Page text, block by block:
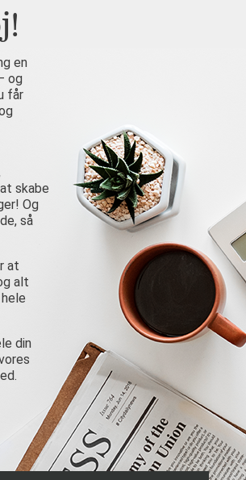
en
og
får
skabe
Og
så
at
alt
din